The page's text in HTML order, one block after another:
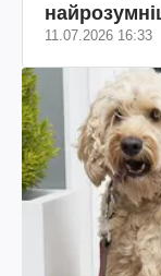
11.07.2026 16:33